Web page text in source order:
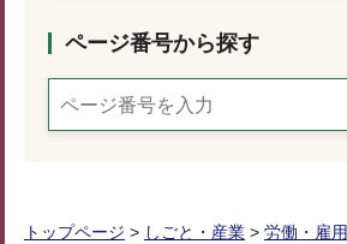
ページ番号から探す
トップページ > しごと・産業 > 労働・雇用